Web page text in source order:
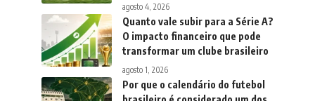
agosto 4, 2026
Quanto vale subir para a Série A?
O impacto financeiro que pode
transformar um clube brasileiro
agosto 1, 2026
Por que o calendário do futebol